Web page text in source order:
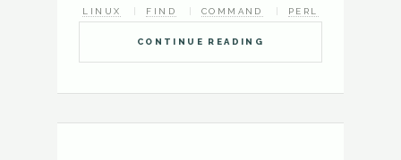
CONTINUE READING
LINUX FIND COMMAND PERL